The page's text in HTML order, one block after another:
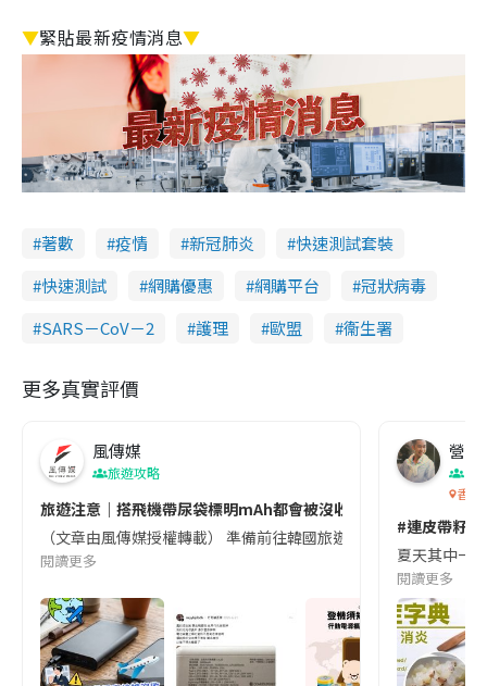
▼緊貼最新疫情消息▼
著數 疫情 新冠肺炎
快速測試套裝
快速測試
網購優惠 網購平台
冠狀病毒
SARS－CoV－2
護理 歐盟 衞生署
更多真實評價
風傳媒
旅遊攻略
旅遊注意｜搭飛機帶尿袋標明mAh都會被沒收😱出發前切記檢查
（文章由風傳媒授權轉載） 準備前往韓國旅遊的民眾，近期要
閱讀更多
營養
香港
#連皮帶籽
夏天其中一
閱讀更多